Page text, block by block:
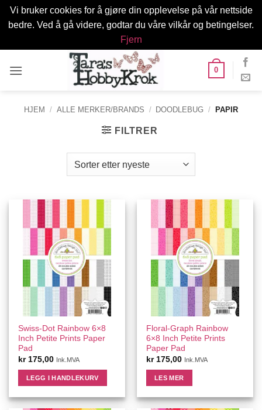
Vi bruker cookies for å gjøre din opplevelse på vår nettside
bedre. Ved å gå videre, godtar du våre vilkår og betingelser.
Fjern
0
HJEM / ALLE MERKER/BRANDS / DOODLEBUG / PAPIR
FILTRER
Swiss-Dot Rainbow 6×8
Inch Petite Prints Paper
Pad
kr175,00 Ink.MVA
LEGG I HANDLEKURV
Floral-Graph Rainbow
6×8 Inch Petite Prints
Paper Pad
kr175,00 Ink.MVA
LES MER